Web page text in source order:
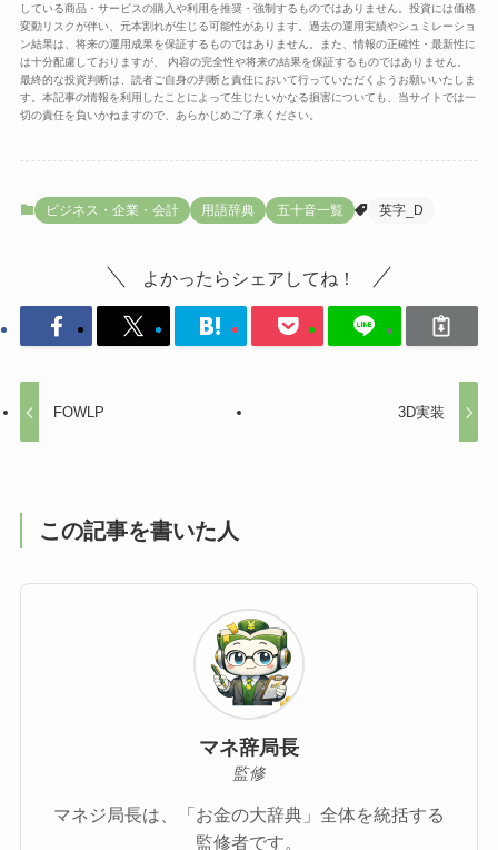
している商品・サービスの購入や利用を推奨・強制するものではありません。投資には価格
変動リスクが伴い、元本割れが生じる可能性があります。過去の運用実績やシュミレーショ
ン結果は、将来の運用成果を保証するものではありません。また、情報の正確性・最新性に
は十分配慮しておりますが、 内容の完全性や将来の結果を保証するものではありません。
最終的な投資判断は、読者ご自身の判断と責任において行っていただくようお願いいたしま
す。本記事の情報を利用したことによって生じたいかなる損害についても、当サイトでは一
切の責任を負いかねますので、あらかじめご了承ください。
ビジネス・企業・会計 用語辞典 五十音一覧 英字_D
よかったらシェアしてね！
FOWLP 3D実装
この記事を書いた人
マネ辞局長
監修
マネジ局長は、「お金の大辞典」全体を統括する
監修者です。